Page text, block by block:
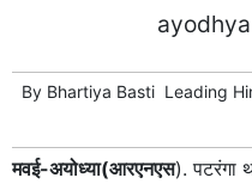
By Bhartiya Basti Leading
मवई-अयोध्या(आरएनएस). पटरंगा